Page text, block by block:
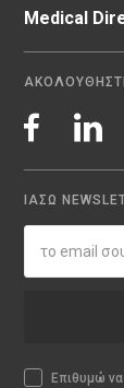
Medical
ΙΑΣΩ
Επιθυμώ